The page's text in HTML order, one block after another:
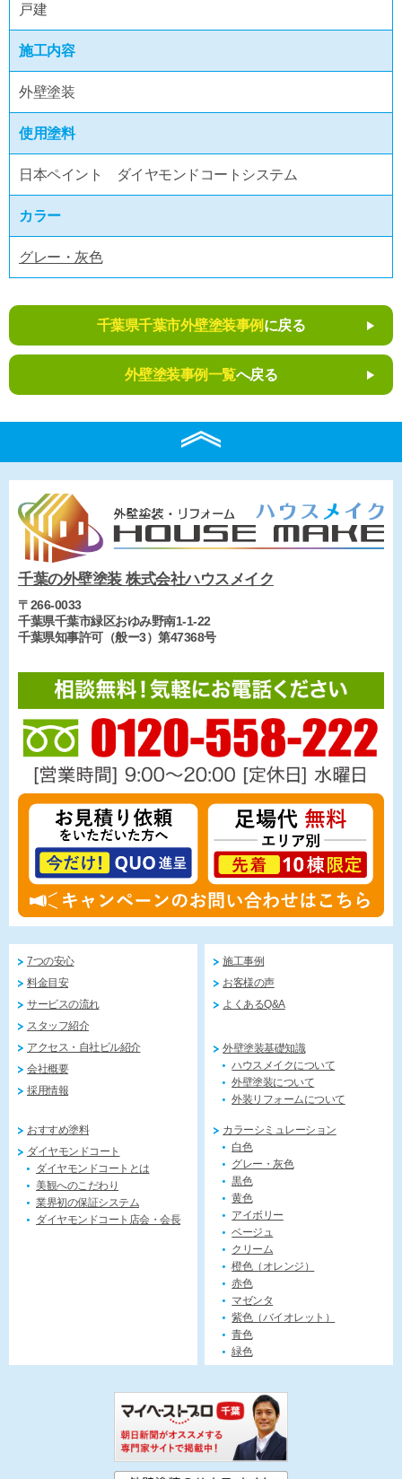
戸建
施工内容
外壁塗装
使用塗料
日本ペイント ダイヤモンドコートシステム
カラー
グレー・灰色
千葉県千葉市外壁塗装事例 に戻る
外壁塗装事例一覧へ戻る
千葉の外壁塗装 株式会社ハウスメイク
〒266-0033
千葉県千葉市緑区おゆみ野南1-1-22
千葉県知事許可（般ー3）第47368号
7つの安心
料金目安
サービスの流れ
スタッフ紹介
アクセス・自社ビル紹介
会社概要
採用情報
施工事例
お客様の声
よくあるQ&A
外壁塗装基礎知識
ハウスメイクについて
外壁塗装について
外装リフォームについて
おすすめ塗料
ダイヤモンドコート
ダイヤモンドコートとは
美観へのこだわり
業界初の保証システム
ダイヤモンドコート店会・会長
カラーシミュレーション
白色
グレー・灰色
黒色
黄色
アイボリー
ベージュ
クリーム
橙色（オレンジ）
赤色
マゼンタ
紫色（バイオレット）
青色
緑色